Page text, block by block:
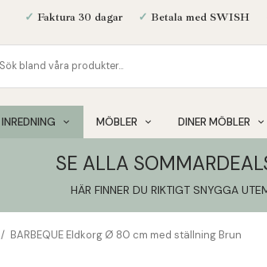
✓ Faktura 30 dagar ✓ Betala med SWISH
INREDNING MÖBLER DINER MÖBLER
SE ALLA
HÄR FINNER DU RIKTIGT SNYGGA
/ BARBEQUE Eldkorg Ø 80 cm med ställning Brun